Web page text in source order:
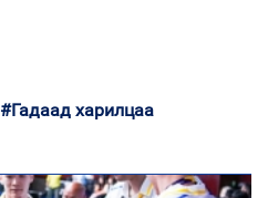
#Гадаад харилцаа